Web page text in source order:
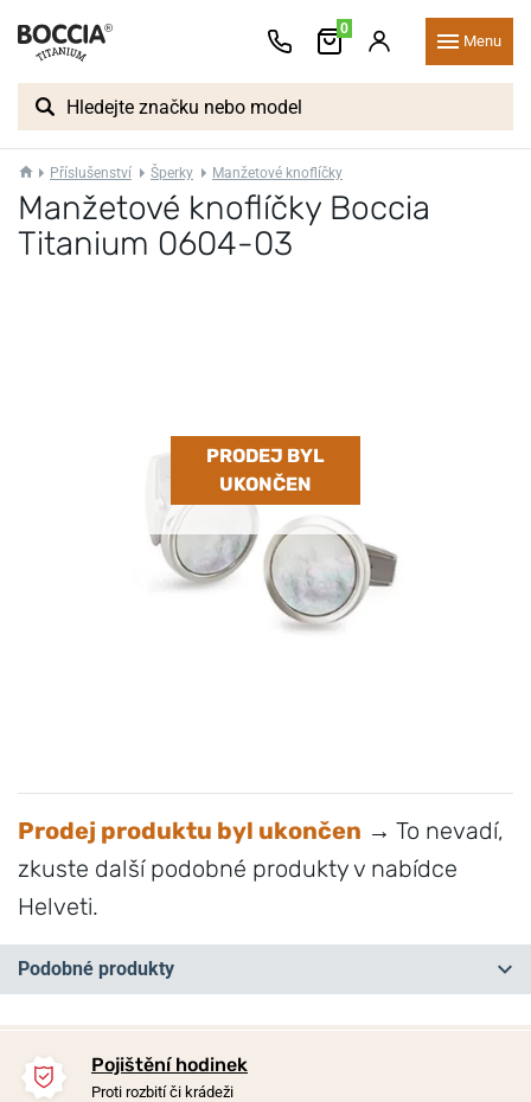
0
Menu
Příslušenství Šperky Manžetové knoflíčky
Manžetové knoflíčky Boccia
Titanium 0604-03
PRODEJ BYL
UKONČEN
Prodej produktu byl ukončen → To nevadí,
zkuste další podobné produkty v nabídce
Helveti.
Podobné produkty
Pojištění hodinek
Proti rozbití či krádeži